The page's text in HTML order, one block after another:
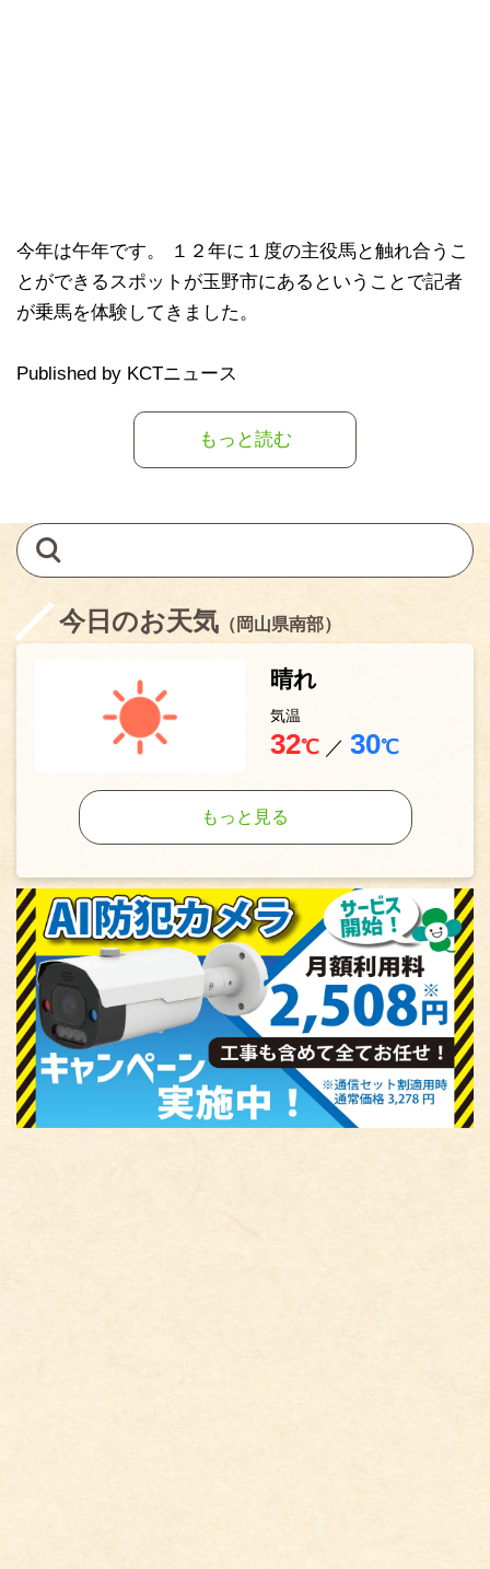
今年は午年です。 １２年に１度の主役馬と触れ合うこ
とができるスポットが玉野市にあるということで記者
が乗馬を体験してきました。
Published by KCTニュース
もっと読む
今日のお天気 （岡山県南部）
晴れ
気温
32℃ ／ 30℃
もっと見る